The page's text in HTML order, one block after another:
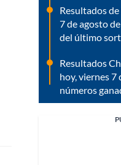
Resultados
7 de agosto
del último
Resultados
hoy, viernes 7
números